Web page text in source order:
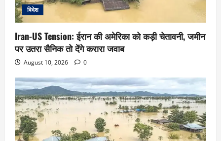
विदेश
Iran-US Tension: ईरान की अमेरिका को कड़ी चेतावनी, जमीन
पर उतरा सैनिक तो देंगे करारा जवाब
August 10, 2026 0